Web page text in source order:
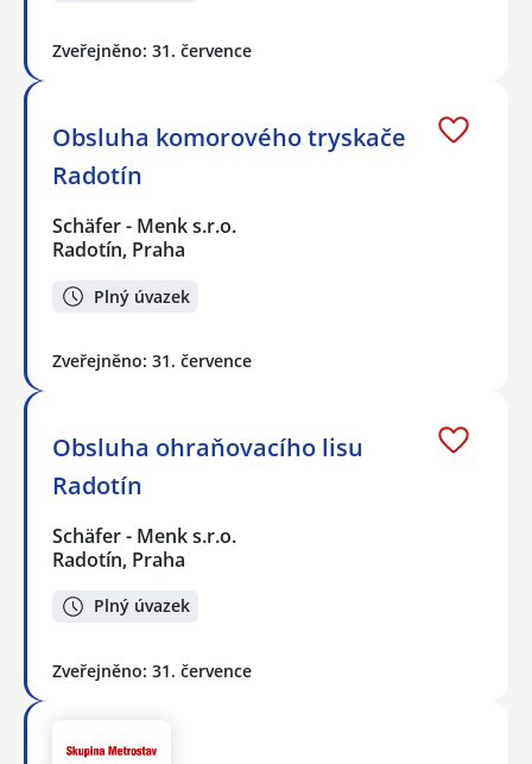
Zveřejněno: 31. července
Obsluha komorového tryskače
Radotín
Schäfer - Menk s.r.o.
Radotín, Praha
Plný úvazek
Zveřejněno: 31. července
Obsluha ohraňovacího lisu
Radotín
Schäfer - Menk s.r.o.
Radotín, Praha
Plný úvazek
Zveřejněno: 31. července